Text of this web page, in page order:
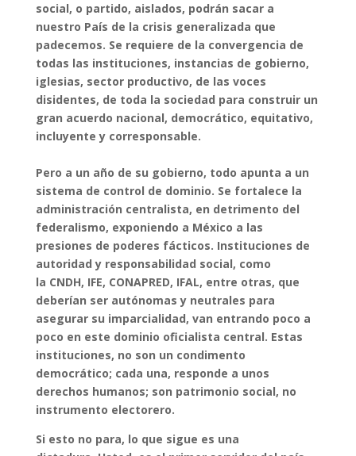
social, o partido, aislados, podrán sacar a
nuestro País de la crisis generalizada que
padecemos. Se requiere de la convergencia de
todas las instituciones, instancias de gobierno,
iglesias, sector productivo, de las voces
disidentes, de toda la sociedad para construir un
gran acuerdo nacional, democrático, equitativo,
incluyente y corresponsable.
Pero a un año de su gobierno, todo apunta a un
sistema de control de dominio. Se fortalece la
administración centralista, en detrimento del
federalismo, exponiendo a México a las
presiones de poderes fácticos. Instituciones de
autoridad y responsabilidad social, como
la CNDH, IFE, CONAPRED, IFAL, entre otras, que
deberían ser autónomas y neutrales para
asegurar su imparcialidad, van entrando poco a
poco en este dominio oficialista central. Estas
instituciones, no son un condimento
democrático; cada una, responde a unos
derechos humanos; son patrimonio social, no
instrumento electorero.
Si esto no para, lo que sigue es una